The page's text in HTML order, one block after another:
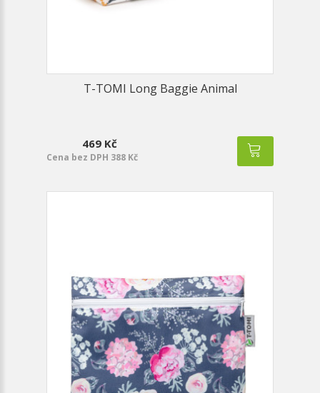
T-TOMI Long Baggie Animal
469 Kč
Cena bez DPH 388 Kč